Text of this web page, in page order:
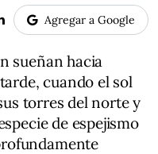
Agregar a Google
sueñan hacia
cuando el sol
torres del norte y
de espejismo